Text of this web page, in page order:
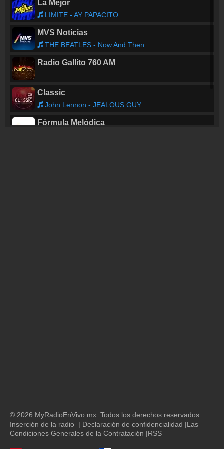
La Mejor
LIMITE - AY PAPACITO
MVS Noticias
THE BEATLES - Now And Then
Radio Gallito 760 AM
Classic
John Lennon - JEALOUS GUY
Fórmula Melódica
© 2026 MyRadioEnVivo.mx. Todos los derechos reservados.
Inserción de la radio | Declaración de confidencialidad |Las
Condiciones Generales de la Contratación |RSS